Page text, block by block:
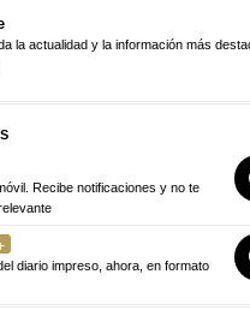
la actualidad y la información más
Recibe notificaciones y no te
diario impreso, ahora, en formato